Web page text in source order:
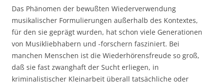
Das Phänomen der bewußten Wiederverwendung
musikalischer Formulierungen außerhalb des Kontextes,
für den sie geprägt wurden, hat schon viele Generationen
von Musikliebhabern und -forschern fasziniert. Bei
manchen Menschen ist die Wiederhörensfreude so groß,
daß sie fast zwanghaft der Sucht erliegen, in
kriminalistischer Kleinarbeit überall tatsächliche oder